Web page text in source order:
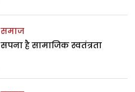
समाज
सपना है सामाजिक स्वतंत्रता